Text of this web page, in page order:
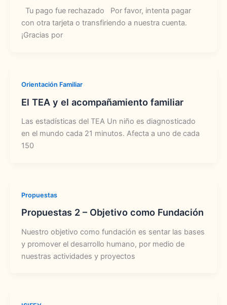
Tu pago fue rechazado Por favor, intenta pagar
con otra tarjeta o transfiriendo a nuestra cuenta.
¡Gracias por
Orientación Familiar
El TEA y el acompañamiento familiar
Las estadísticas del TEA Un niño es diagnosticado
en el mundo cada 21 minutos. Afecta a uno de cada
150
Propuestas
Propuestas 2 – Objetivo como Fundación
Nuestro objetivo como fundación es sentar las bases
y promover el desarrollo humano, por medio de
nuestras actividades y proyectos